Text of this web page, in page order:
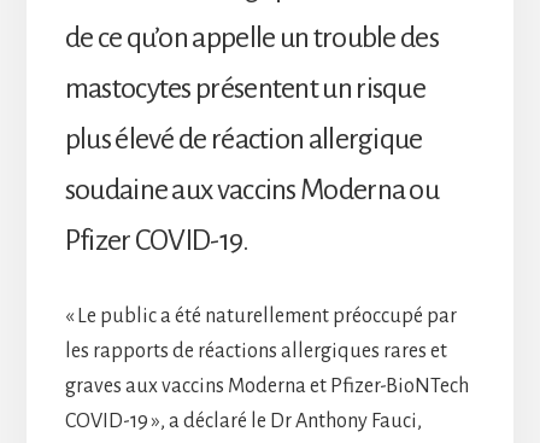
de ce qu’on appelle un trouble des
mastocytes présentent un risque
plus élevé de réaction allergique
soudaine aux vaccins Moderna ou
Pfizer COVID-19.
« Le public a été naturellement préoccupé par
les rapports de réactions allergiques rares et
graves aux vaccins Moderna et Pfizer-BioNTech
COVID-19 », a déclaré le Dr Anthony Fauci,